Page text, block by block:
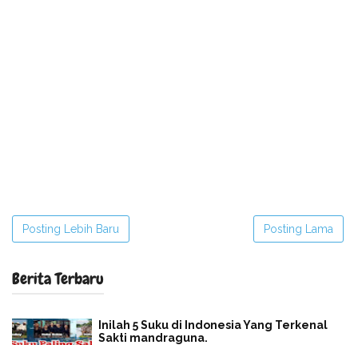
Posting Lebih Baru Posting Lama
Berita Terbaru
Inilah 5 Suku di Indonesia Yang Terkenal
Sakti mandraguna.